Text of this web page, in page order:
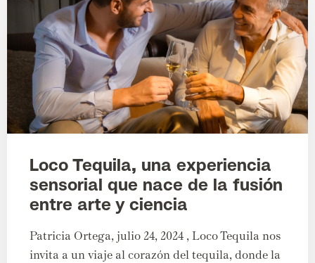
Loco Tequila, una experiencia
sensorial que nace de la fusión
entre arte y ciencia
Patricia Ortega, julio 24, 2024 , Loco Tequila nos
invita a un viaje al corazón del tequila, donde la